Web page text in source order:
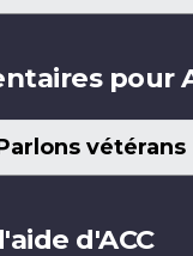
pour
vétérans
d'ACC